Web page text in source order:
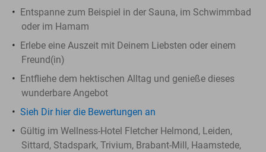
Entspanne zum Beispiel in der Sauna, im Schwimmbad
oder im Hamam
Erlebe eine Auszeit mit Deinem Liebsten oder einem
Freund(in)
Entfliehe dem hektischen Alltag und genieße dieses
wunderbare Angebot
Sieh Dir hier die Bewertungen an
Gültig im Wellness-Hotel Fletcher Helmond, Leiden,
Sittard, Stadspark, Trivium, Brabant-Mill, Haamstede,